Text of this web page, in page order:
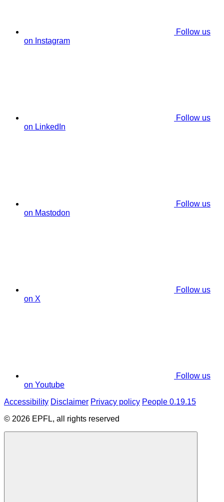
Follow us
on Instagram
Follow us
on LinkedIn
Follow us
on Mastodon
Follow us
on X
Follow us
on Youtube
Accessibility Disclaimer Privacy policy People 0.19.15
© 2026 EPFL, all rights reserved